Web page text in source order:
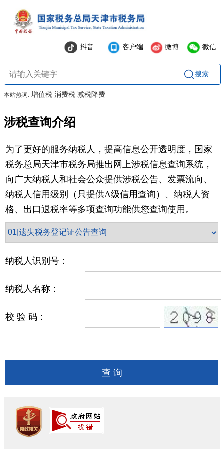
抖音 客户端 微博 微信
搜索
本站热词: 增值税 消费税 减税降费
涉税查询介绍
为了更好的服务纳税人，提高信息公开透明度，国家
税务总局天津市税务局推出网上涉税信息查询系统，
向广大纳税人和社会公众提供涉税公告、发票流向、
纳税人信用级别（只提供A级信用查询）、纳税人资
格、出口退税率等多项查询功能供您查询使用。
纳税人识别号 ：
纳税人名称 ：
校 验 码：